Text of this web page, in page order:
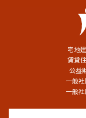
宅地
賃貸
公益
一般
一般